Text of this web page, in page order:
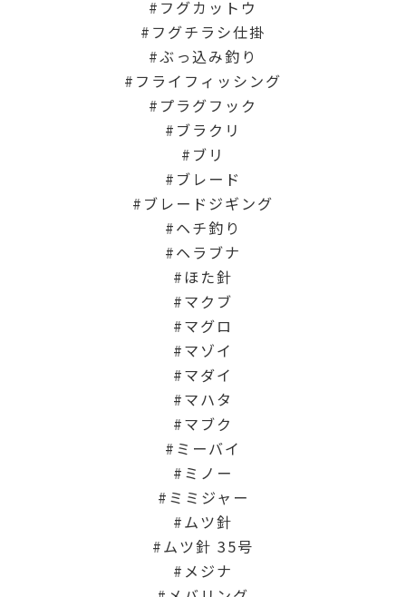
フグカットウ
フグチラシ仕掛
ぶっ込み釣り
フライフィッシング
プラグフック
ブラクリ
ブリ
ブレード
ブレードジギング
ヘチ釣り
ヘラブナ
ほた針
マクブ
マグロ
マゾイ
マダイ
マハタ
マブク
ミーバイ
ミノー
ミミジャー
ムツ針
ムツ針 35号
メジナ